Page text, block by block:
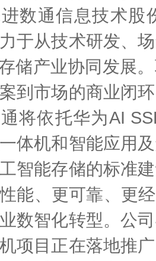
数通信息技术股
于从技术研发、
储产业协同发展
到市场的商业闭
将依托华为AI
体机和智能应用
智能存储的标准
能、更可靠、更
数智化转型。公
项目正在落地推